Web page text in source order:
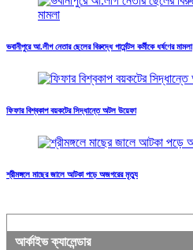
ভবানীপুরে আ.লীগ নেতার ছেলের বিরুদ্ধে গার্মেন্টস কর্মীকে ধর্ষণের মামলা
ফিফার বিশ্বকাপ বয়কটের সিদ্ধান্তে অটল উয়েফা
শ্রীমঙ্গলে মাছের জালে আটকা পড়ে অজগরের মৃত্যু
আর্কাইভ ক্যালেন্ডার